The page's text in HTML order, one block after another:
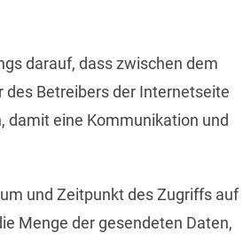
darauf, dass zwischen dem
Betreibers der Internetseite
eine Kommunikation und
und Zeitpunkt des Zugriffs auf
Menge der gesendeten Daten,